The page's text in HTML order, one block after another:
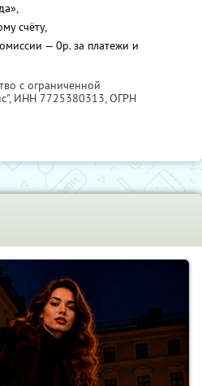
счёту,
— 0р. за платежи и
с ограниченной
ИНН 7725380313, ОГРН